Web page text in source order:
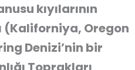
kıyılarının
(Kaliforniya, Oregon
Denizi’nin bir